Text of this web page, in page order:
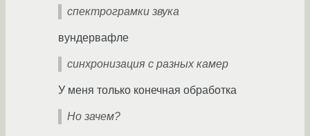
спектрограмки звука
вундервафле
синхронизация с разных камер
У меня только конечная обработка
Но зачем?